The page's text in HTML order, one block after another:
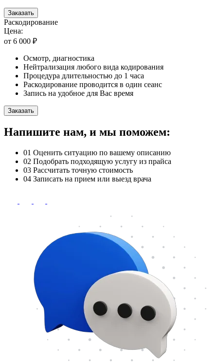
Заказать
Раскодирование
Цена:
от 6 000 ₽
Осмотр, диагностика
Нейтрализация любого вида кодирования
Процедура длительностью до 1 часа
Раскодирование проводится в один сеанс
Запись на удобное для Вас время
Заказать
Напишите нам, и мы поможем:
01 Оценить ситуацию по вашему описанию
02 Подобрать подходящую услугу из прайса
03 Рассчитать точную стоимость
04 Записать на прием или выезд врача